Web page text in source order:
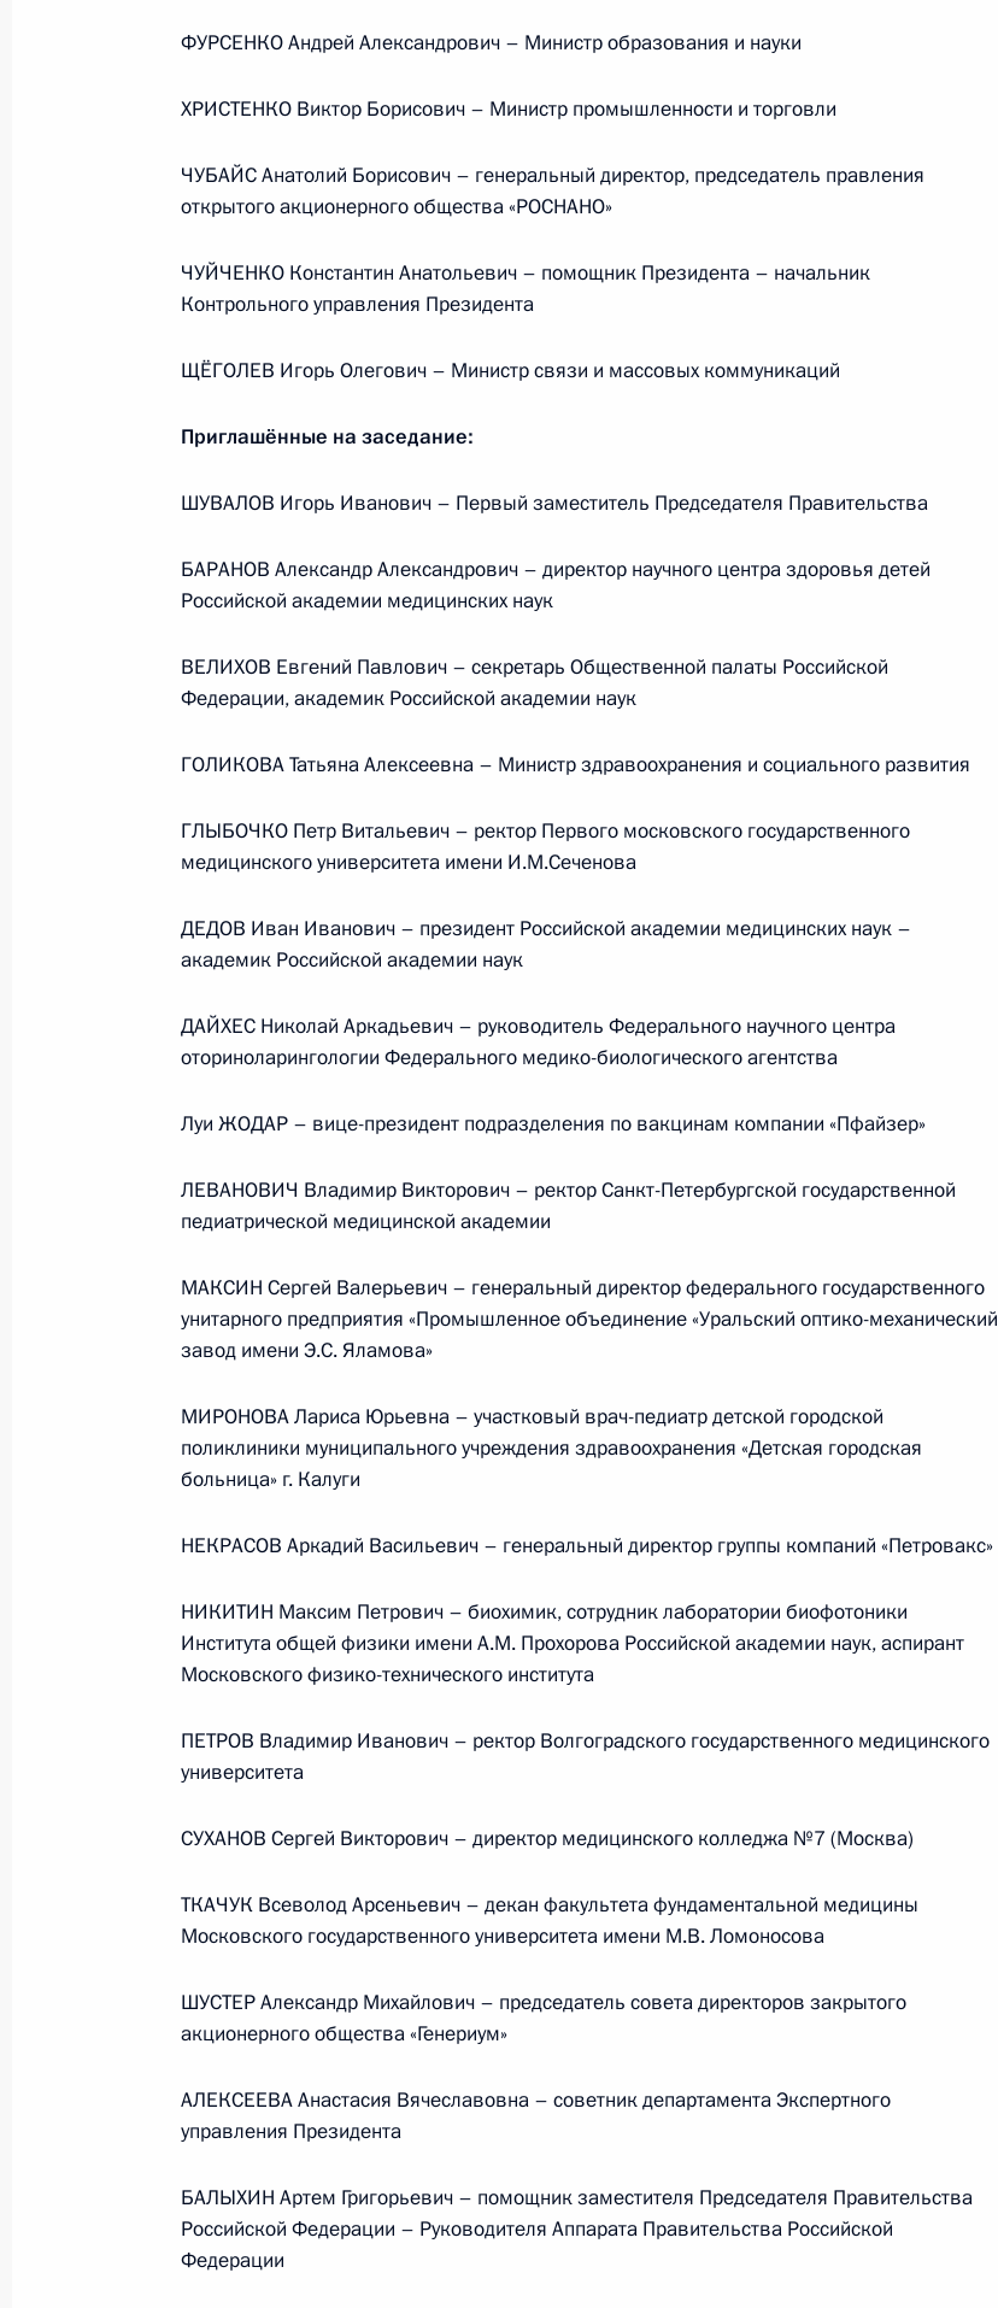
Российско-Киргизской
6 августа 2026 года, 09:00 5 августа 2026 года, 19:00
Администрация Президента России
Азербайджан
23 июля 2026 года, 19:00
посетила Свердловскую
17 июля 2026 года, 18:00
В России во исполнение поручения
Президента появится единый
научно-методический центр
по продвижению русского языка
за рубежом
14 июля 2026 года, 16:00
Заседание межведомственной
эффективности сохранения объектов
культурного наследия, находящихся
в неудовлетворительном состоянии
Семинар-совещание по развитию
экосистем цифровой экономики
Российско-китайская встреча
8 июля 2026 года, 15:00
Комиссии и советыпри Президенте России
Меры Правительства
по повышению устойчивости
граждан в условиях санкций
Конституция Российской
Отправить письмо Президенту
LETTERS.KREMLIN.RU
Официальный портал
Президента
России
ресурсы
Президента России
сетевые ресурсы
Президента России
техническая
информация
ФУРСЕНКО Андрей Александрович – Министр образования и науки
ХРИСТЕНКО Виктор Борисович – Министр промышленности и торговли
ЧУБАЙС Анатолий Борисович – генеральный директор, председатель правления
открытого акционерного общества «РОСНАНО»
ЧУЙЧЕНКО Константин Анатольевич – помощник Президента – начальник
Контрольного управления Президента
ЩЁГОЛЕВ Игорь Олегович – Министр связи и массовых коммуникаций
Приглашённые на заседание:
ШУВАЛОВ Игорь Иванович – Первый заместитель Председателя Правительства
БАРАНОВ Александр Александрович – директор научного центра здоровья детей
Российской академии медицинских наук
ВЕЛИХОВ Евгений Павлович – секретарь Общественной палаты Российской
Федерации, академик Российской академии наук
ГОЛИКОВА Татьяна Алексеевна – Министр здравоохранения и социального развития
ГЛЫБОЧКО Петр Витальевич – ректор Первого московского государственного
медицинского университета имени И.М.Сеченова
ДЕДОВ Иван Иванович – президент Российской академии медицинских наук –
академик Российской академии наук
ДАЙХЕС Николай Аркадьевич – руководитель Федерального научного центра
оториноларингологии Федерального медико-биологического агентства
Луи ЖОДАР – вице-президент подразделения по вакцинам компании «Пфайзер»
ЛЕВАНОВИЧ Владимир Викторович – ректор Санкт-Петербургской государственной
педиатрической медицинской академии
МАКСИН Сергей Валерьевич – генеральный директор федерального государственного
унитарного предприятия «Промышленное объединение «Уральский оптико-механический
завод имени Э.С. Яламова»
МИРОНОВА Лариса Юрьевна – участковый врач-педиатр детской городской
поликлиники муниципального учреждения здравоохранения «Детская городская
больница» г. Калуги
НЕКРАСОВ Аркадий Васильевич – генеральный директор группы компаний «Петровакс»
НИКИТИН Максим Петрович – биохимик, сотрудник лаборатории биофотоники
Института общей физики имени А.М. Прохорова Российской академии наук, аспирант
Московского физико-технического института
ПЕТРОВ Владимир Иванович – ректор Волгоградского государственного медицинского
университета
СУХАНОВ Сергей Викторович – директор медицинского колледжа №7 (Москва)
ТКАЧУК Всеволод Арсеньевич – декан факультета фундаментальной медицины
Московского государственного университета имени М.В. Ломоносова
ШУСТЕР Александр Михайлович – председатель совета директоров закрытого
акционерного общества «Генериум»
АЛЕКСЕЕВА Анастасия Вячеславовна – советник департамента Экспертного
управления Президента
БАЛЫХИН Артем Григорьевич – помощник заместителя Председателя Правительства
Российской Федерации – Руководителя Аппарата Правительства Российской
Федерации